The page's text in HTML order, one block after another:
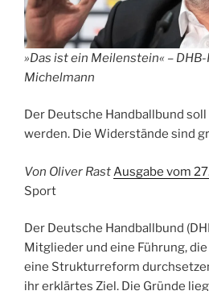
»Das ist ein Meilenstein« –
Michelmann
Der Deutsche Handballbund
werden. Die Widerstände sind
Von Oliver RastAusgabe vom
Sport
Der Deutsche Handballbund
Mitglieder und eine Führung,
eine Strukturreform
ihr erklärtes Ziel. Die Gründe